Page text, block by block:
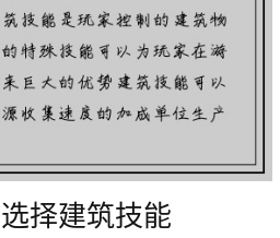
择建筑技能